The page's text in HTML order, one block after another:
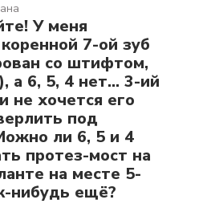
У меня
7-ой зуб
со штифтом,
а 6, 5, 4 нет... 3-ий
не хочется его
под
ли 6, 5 и 4
протез-мост на
на месте 5-
нибудь ещё?